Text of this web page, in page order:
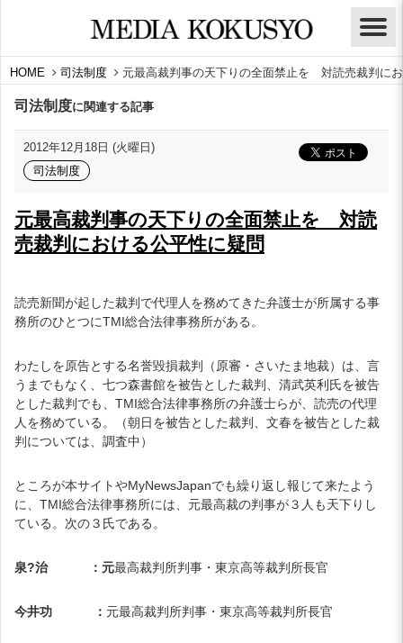
HOME 司法制度 元最高裁判事の天下りの全面禁止を 対読売裁判に
司法制度に関連する記事
2012年12月18日 (火曜日)
司法制度
元最高裁判事の天下りの全面禁止を 対読
売裁判における公平性に疑問
読売新聞が起した裁判で代理人を務めてきた弁護士が所属する事
務所のひとつにTMI総合法律事務所がある。
わたしを原告とする名誉毀損裁判（原審・さいたま地裁）は、言
うまでもなく、七つ森書館を被告とした裁判、清武英利氏を被告
とした裁判でも、TMI総合法律事務所の弁護士らが、読売の代理
人を務めている。（朝日を被告とした裁判、文春を被告とした裁
判については、調査中）
ところが本サイトやMyNewsJapanでも繰り返し報じて来たよう
に、TMI総合法律事務所には、元最高裁の判事が３人も天下りし
ている。次の３氏である。
泉?治 ：元最高裁判所判事・東京高等裁判所長官
今井功 ： 元最高裁判所判事・東京高等裁判所長官